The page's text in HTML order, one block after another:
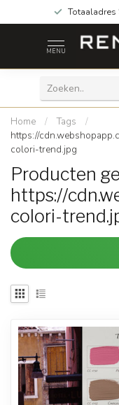
Totaaladres
MENU
Home / Tags
/
https://
colori-trend.jpg
Producten
https://
colori-